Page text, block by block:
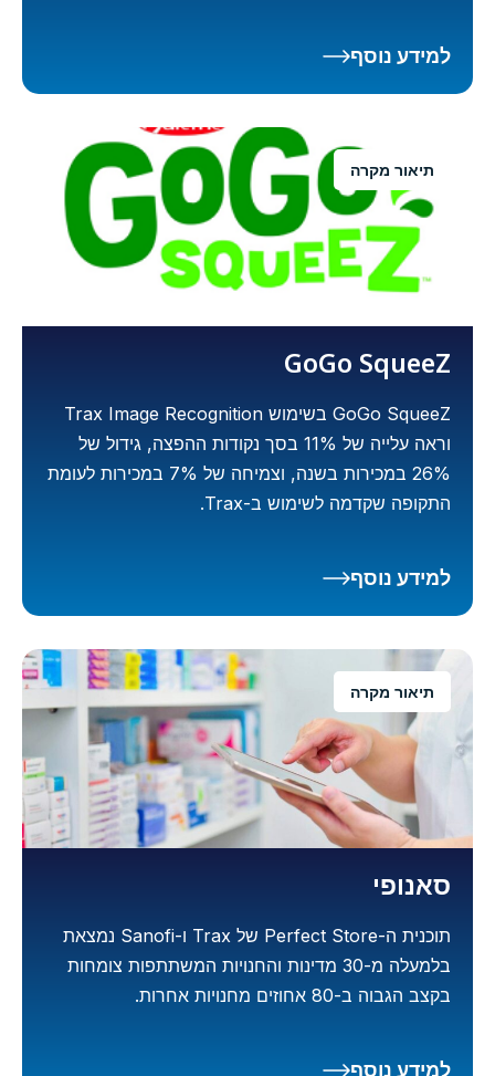
למידע נוסף
תיאור מקרה
GoGo SqueeZ
GoGo SqueeZ בשימוש Trax Image Recognition
וראה עלייה של 11% בסך נקודות ההפצה, גידול של
26% במכירות בשנה, וצמיחה של 7% במכירות לעומת
התקופה שקדמה לשימוש ב-Trax.
למידע נוסף
תיאור מקרה
סאנופי
תוכנית ה-Perfect Store של Trax ו-Sanofi נמצאת
בלמעלה מ-30 מדינות והחנויות המשתתפות צומחות
בקצב הגבוה ב-80 אחוזים מחנויות אחרות.
למידע נוסף